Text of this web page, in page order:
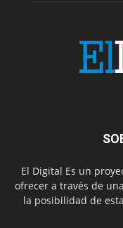
El Digital Es un
ofrecer a través de
la posibilidad de